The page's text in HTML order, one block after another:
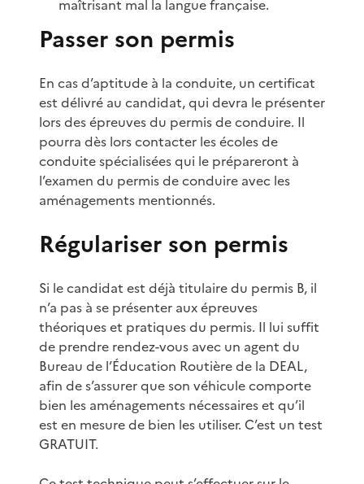
maîtrisant mal la langue française.
Passer son permis
En cas d’aptitude à la conduite, un certificat
est délivré au candidat, qui devra le présenter
lors des épreuves du permis de conduire. Il
pourra dès lors contacter les écoles de
conduite spécialisées qui le prépareront à
l’examen du permis de conduire avec les
aménagements mentionnés.
Régulariser son permis
Si le candidat est déjà titulaire du permis B, il
n’a pas à se présenter aux épreuves
théoriques et pratiques du permis. Il lui suffit
de prendre rendez-vous avec un agent du
Bureau de l’Éducation Routière de la DEAL,
afin de s’assurer que son véhicule comporte
bien les aménagements nécessaires et qu’il
est en mesure de bien les utiliser. C’est un test
GRATUIT.